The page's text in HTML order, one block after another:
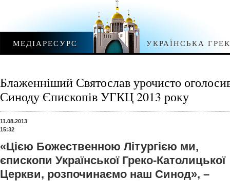
МЕДІАРЕСУРС УКРАЇНСЬКА
Блаженніший Святослав урочисто
Синоду Єпископів УГКЦ 2013 року
11.08.2013
15:32
«Цією Божественною Літургією ми,
єпископи Української Греко-Католицької
Церкви, розпочинаємо наш Синод», –